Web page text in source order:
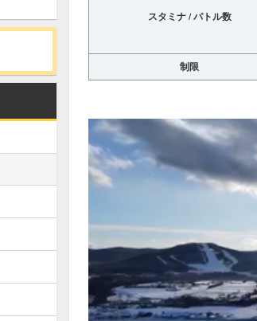
スタミナ / バトル数
制限